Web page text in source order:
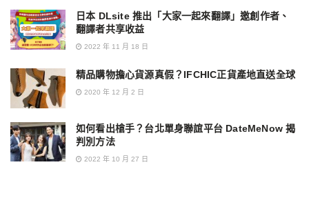
日本 DLsite 推出「大家一起來翻譯」邀創作者、
翻譯者共享收益
2022 年 11 月 18 日
精品購物擔心貨源真假？IFCHIC正貨產地直送全球
2020 年 12 月 2 日
如何看出槍手？台北單身聯誼平台 DateMeNow 揭
判別方法
2022 年 10 月 27 日